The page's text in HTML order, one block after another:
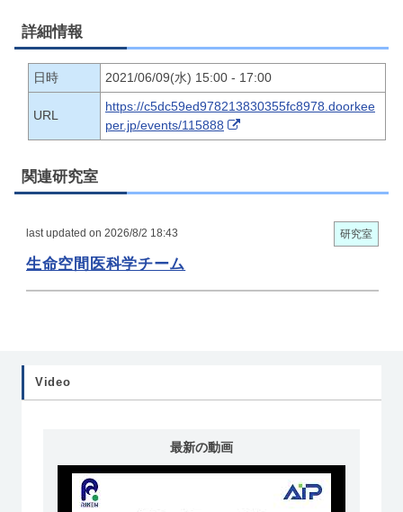
詳細情報
日時 2021/06/09(水) 15:00 - 17:00
URL
https://c5dc59ed978213830355fc8978.doorkee
per.jp/events/115888
関連研究室
last updated on 2026/8/2 18:43 研究室
生命空間医科学チーム
Video
最新の動画